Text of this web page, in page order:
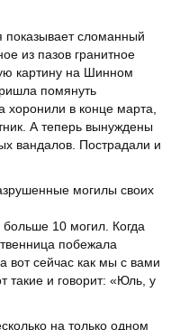
сломанный
из пазов гранитное
картину на Шинном
помянуть
хоронили в конце марта,
А теперь вынуждены
вандалов. Пострадали и
могилы своих
10 могил. Когда
побежала
вот сейчас как мы с вами
такие и говорит: «Юль, у
на только одном